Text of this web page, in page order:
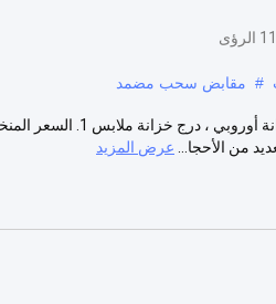
# مقابض سحب مضمد
مقبض أثاث نحاسي عتيق
عرض المزيد